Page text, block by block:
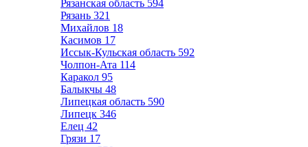
Рязанская область 594
Рязань 321
Михайлов 18
Касимов 17
Иссык-Кульская область 592
Чолпон-Ата 114
Каракол 95
Балыкчы 48
Липецкая область 590
Липецк 346
Елец 42
Грязи 17